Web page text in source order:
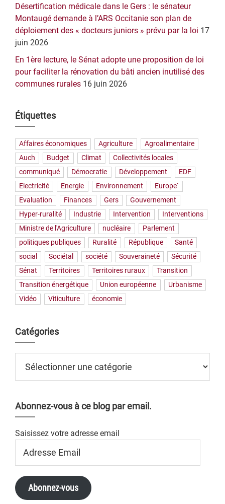
Désertification médicale dans le Gers : le sénateur
Montaugé demande à l’ARS Occitanie son plan de
déploiement des « docteurs juniors » prévu par la loi 17
juin 2026
En 1ère lecture, le Sénat adopte une proposition de loi
pour faciliter la rénovation du bâti ancien inutilisé des
communes rurales 16 juin 2026
Étiquettes
Affaires économiques Agriculture
Agroalimentaire
Auch
Budget Climat
Collectivités locales
communiqué
Démocratie Développement
EDF
Electricité
Energie Environnement
Europe`
Evaluation
Finances Gers
Gouvernement
Hyper-ruralité
Industrie Intervention
Interventions
Ministre de l'Agriculture
nucléaire
Parlement
politiques publiques
Ruralité République
Santé
social
Sociétal société Souveraineté
Sécurité
Sénat
Territoires Territoires ruraux
Transition
Transition énergétique
Union européenne
Urbanisme
Vidéo
Viticulture économie
Catégories
Abonnez-vous à ce blog par email.
Saisissez votre adresse email
Email
Abonnez-vous